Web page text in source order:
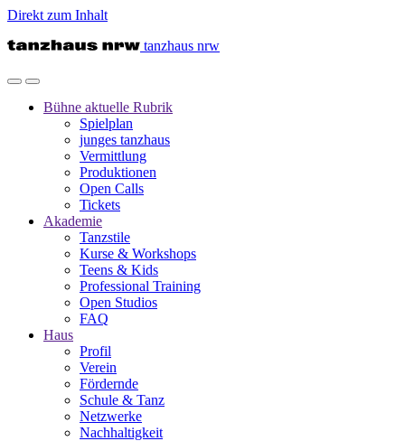
Direkt zum Inhalt
tanzhaus nrw
Bühne aktuelle Rubrik
Spielplan
junges tanzhaus
Vermittlung
Produktionen
Open Calls
Tickets
Akademie
Tanzstile
Kurse & Workshops
Teens & Kids
Professional Training
Open Studios
FAQ
Haus
Profil
Verein
Fördernde
Schule & Tanz
Netzwerke
Nachhaltigkeit